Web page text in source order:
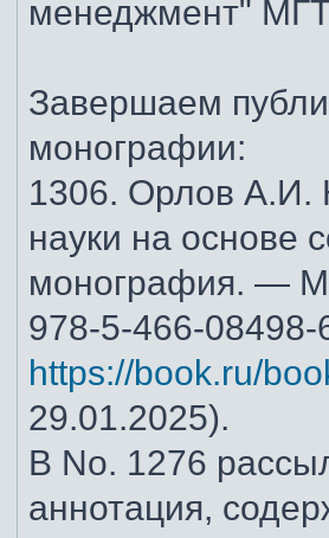
менеджмент"
Завершаем
монографии:
1306. Орлов А.И.
науки на основе
монография. —
978-5-466-
https://book.ru/
29.01.2025).
В No. 1276
аннотация,